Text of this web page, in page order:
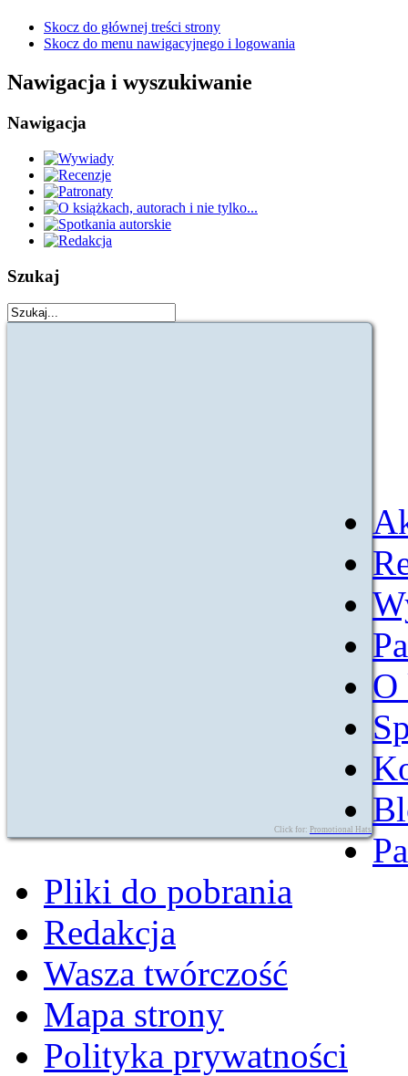
Skocz do głównej treści strony
Skocz do menu nawigacyjnego i logowania
Nawigacja i wyszukiwanie
Nawigacja
Szukaj
Click for: Promotional Hats
O
Pliki do pobrania
Redakcja
Wasza twórczość
Mapa strony
Polityka prywatności